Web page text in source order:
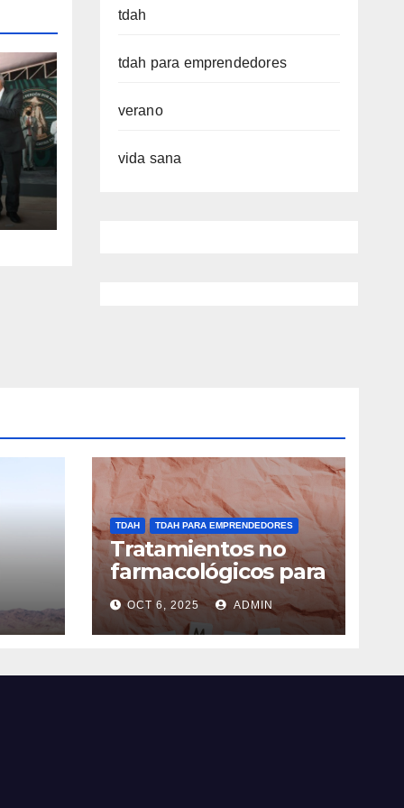
tdah
tdah para emprendedores
verano
vida sana
TDAH TDAH PARA EMPRENDEDORES
Tratamientos no
farmacológicos para
TDAH: opciones
prácticas
OCT 6, 2025 ADMIN